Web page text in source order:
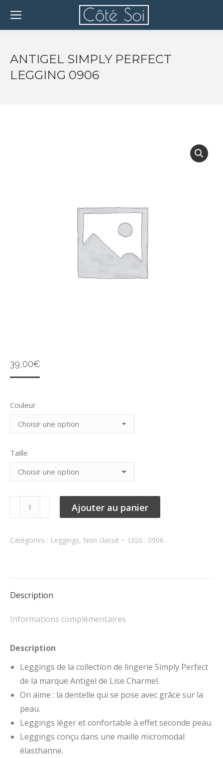
ANTIGEL SIMPLY PERFECT
LEGGING 0906
39,00€
Couleur
Taille
quantité
de
SIMPLY
Ajouter au panier
Catégories : Leggings, Non classé UGS : 0906
Description
Informations complémentaires
Description
Leggings de la collection de lingerie Simply Perfect
de la marque Antigel de Lise Charmel.
On aime : la dentelle qui se pose avec grâce sur la
peau.
Leggings léger et confortable à effet seconde peau.
Leggings conçu dans une maille micromodal
élasthanne.